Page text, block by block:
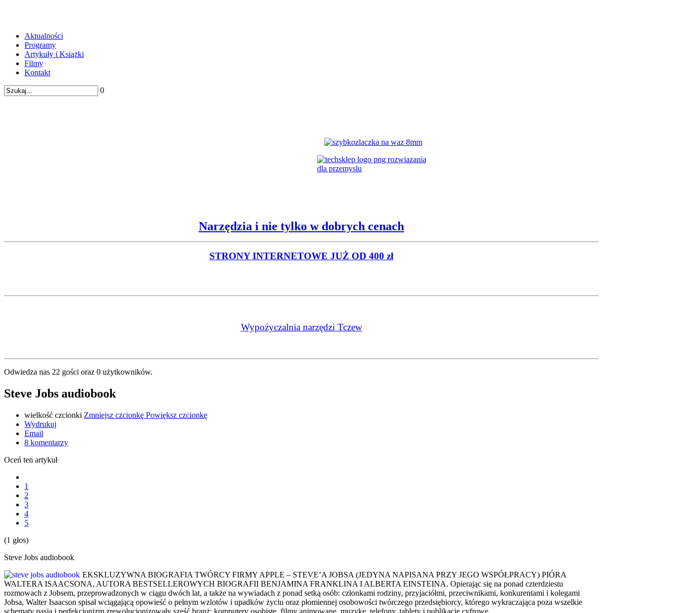
Aktualności
Programy
Artykuły i Książki
Filmy
Kontakt
0
Narzędzia i nie tylko w dobrych cenach
STRONY INTERNETOWE JUŻ OD 400 zł
Wypożyczalnia narzędzi Tczew
Odwiedza nas 22 gości oraz 0 użytkowników.
Steve Jobs audiobook
wielkość czcionki Zmniejsz czcionkę Powiększ czcionkę
Wydrukuj
Email
8 komentarzy
Oceń ten artykuł
1
2
3
4
5
(1 głos)
Steve Jobs audiobook
EKSKLUZYWNA BIOGRAFIA TWÓRCY FIRMY APPLE – STEVE’A JOBSA (JEDYNA NAPISANA PRZY JEGO WSPÓŁPRACY) PIÓRA
WALTERA ISAACSONA, AUTORA BESTSELLEROWYCH BIOGRAFII BENJAMINA FRANKLINA I ALBERTA EINSTEINA. Opierając się na ponad czterdziestu
rozmowach z Jobsem, przeprowadzonych w ciągu dwóch lat, a także na wywiadach z ponad setką osób: członkami rodziny, przyjaciółmi, przeciwnikami, konkurentami i kolegami
Jobsa, Walter Isaacson spisał wciągającą opowieść o pełnym wzlotów i upadków życiu oraz płomiennej osobowości twórczego przedsiębiorcy, którego wykraczająca poza wszelkie
schematy pasja i perfekcjonizm zrewolucjonizowały sześć branż: komputery osobiste, filmy animowane, muzykę, telefony, tablety i publikacje cyfrowe.